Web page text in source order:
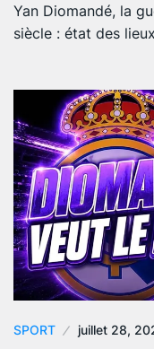
Yan Diomandé, la
siècle : état des
SPORT juillet 28,